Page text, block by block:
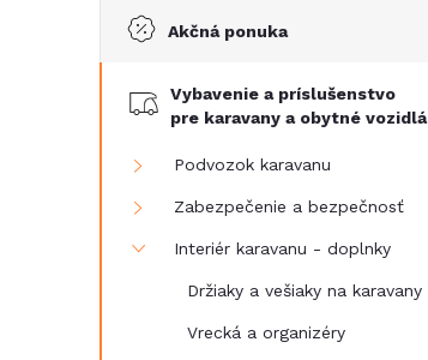
č
Akčná ponuka
Vybavenie a príslušenstvo
pre karavany a obytné vozidlá
Podvozok karavanu
Zabezpečenie a bezpečnosť
Interiér karavanu - doplnky
Držiaky a vešiaky na karavany
Vrecká a organizéry